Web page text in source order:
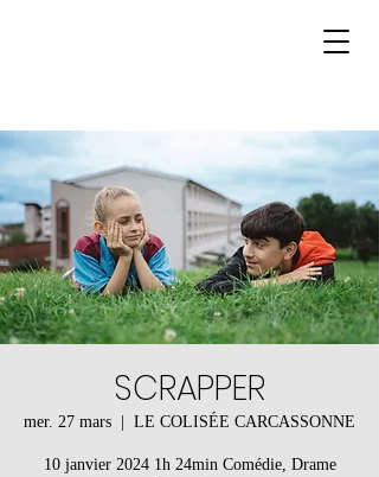
SCRAPPER
mer. 27 mars LE COLISÉE CARCASSONNE
10 janvier 2024 1h 24min Comédie, Drame